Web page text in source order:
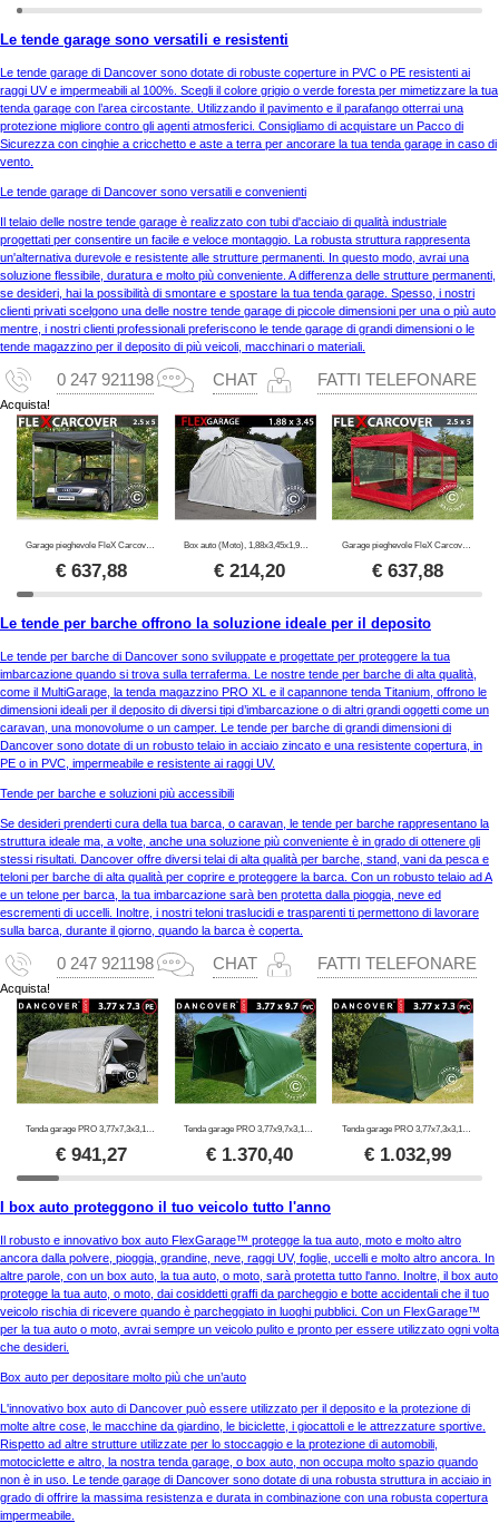
Le tende garage sono versatili e resistenti
Le tende garage di Dancover sono dotate di robuste coperture in PVC o PE resistenti ai
raggi UV e impermeabili al 100%. Scegli il colore grigio o verde foresta per mimetizzare la tua
tenda garage con l’area circostante. Utilizzando il pavimento e il parafango otterrai una
protezione migliore contro gli agenti atmosferici. Consigliamo di acquistare un Pacco di
Sicurezza con cinghie a cricchetto e aste a terra per ancorare la tua tenda garage in caso di
vento.
Le tende garage di Dancover sono versatili e convenienti
Il telaio delle nostre tende garage è realizzato con tubi d'acciaio di qualità industriale
progettati per consentire un facile e veloce montaggio. La robusta struttura rappresenta
un'alternativa durevole e resistente alle strutture permanenti. In questo modo, avrai una
soluzione flessibile, duratura e molto più conveniente. A differenza delle strutture permanenti,
se desideri, hai la possibilità di smontare e spostare la tua tenda garage. Spesso, i nostri
clienti privati scelgono una delle nostre tende garage di piccole dimensioni per una o più auto
mentre, i nostri clienti professionali preferiscono le tende garage di grandi dimensioni o le
tende magazzino per il deposito di più veicoli, macchinari o materiali.
0 247 921198 CHAT FATTI TELEFONARE
Acquista!
€637,88 € 214,20
Garage pieghevole FleX Carcover, 2,5x5m, Rosso
€ 637,88
Le tende per barche offrono la soluzione ideale per il deposito
Le tende per barche di Dancover sono sviluppate e progettate per proteggere la tua
imbarcazione quando si trova sulla terraferma. Le nostre tende per barche di alta qualità,
come il MultiGarage, la tenda magazzino PRO XL e il capannone tenda Titanium, offrono le
dimensioni ideali per il deposito di diversi tipi d’imbarcazione o di altri grandi oggetti come un
caravan, una monovolume o un camper. Le tende per barche di grandi dimensioni di
Dancover sono dotate di un robusto telaio in acciaio zincato e una resistente copertura, in
PE o in PVC, impermeabile e resistente ai raggi UV.
Tende per barche e soluzioni più accessibili
Se desideri prenderti cura della tua barca, o caravan, le tende per barche rappresentano la
struttura ideale ma, a volte, anche una soluzione più conveniente è in grado di ottenere gli
stessi risultati. Dancover offre diversi telai di alta qualità per barche, stand, vani da pesca e
teloni per barche di alta qualità per coprire e proteggere la barca. Con un robusto telaio ad A
e un telone per barca, la tua imbarcazione sarà ben protetta dalla pioggia, neve ed
escrementi di uccelli. Inoltre, i nostri teloni traslucidi e trasparenti ti permettono di lavorare
sulla barca, durante il giorno, quando la barca è coperta.
0 247 921198 CHAT FATTI TELEFONARE
Acquista!
Tenda garage PRO 3,77x7,3x3,18m PE, Grigio
€941,27
Tenda garage PRO 3,77x9,7x3,18m PVC, Verde
€ 1.370,40
Tenda garage PRO 3,77x7,3x3,18m, PVC, Verde
€ 1.032,99
I box auto proteggono il tuo veicolo tutto l'anno
Il robusto e innovativo box auto FlexGarage™ protegge la tua auto, moto e molto altro
ancora dalla polvere, pioggia, grandine, neve, raggi UV, foglie, uccelli e molto altro ancora. In
altre parole, con un box auto, la tua auto, o moto, sarà protetta tutto l'anno. Inoltre, il box auto
protegge la tua auto, o moto, dai cosiddetti graffi da parcheggio e botte accidentali che il tuo
veicolo rischia di ricevere quando è parcheggiato in luoghi pubblici. Con un FlexGarage™
per la tua auto o moto, avrai sempre un veicolo pulito e pronto per essere utilizzato ogni volta
che desideri.
Box auto per depositare molto più che un’auto
L'innovativo box auto di Dancover può essere utilizzato per il deposito e la protezione di
molte altre cose, le macchine da giardino, le biciclette, i giocattoli e le attrezzature sportive.
Rispetto ad altre strutture utilizzate per lo stoccaggio e la protezione di automobili,
motociclette e altro, la nostra tenda garage, o box auto, non occupa molto spazio quando
non è in uso. Le tende garage di Dancover sono dotate di una robusta struttura in acciaio in
grado di offrire la massima resistenza e durata in combinazione con una robusta copertura
impermeabile.